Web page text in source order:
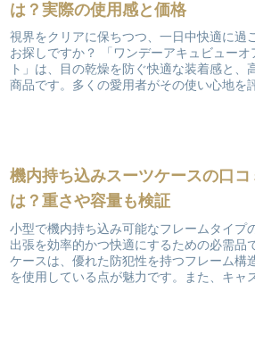
は？実際の使用感と価格
視界をクリアに保ちつつ、一日中快適に過
お探しですか？ 「ワンデーアキュビュー
ト」は、目の乾燥を防ぐ快適な装着感と、
商品です。多くの愛用者がその使い心地を
機内持ち込みスーツケースの口
は？重さや容量も検証
小型で機内持ち込み可能なフレームタイプ
出張を効率的かつ快適にするための必需品
ケースは、優れた防犯性を持つフレーム構
を使用している点が魅力です。また、キャ